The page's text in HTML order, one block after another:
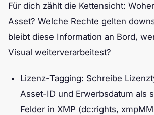
Für dich zählt die Kettensicht:
Asset? Welche Rechte gelten
bleibt diese Information an Bord,
Visual weiterverarbeitest?
Lizenz-Tagging: Schreibe
Asset-ID und Erwerbsdatum als
Felder in XMP (dc:rights,